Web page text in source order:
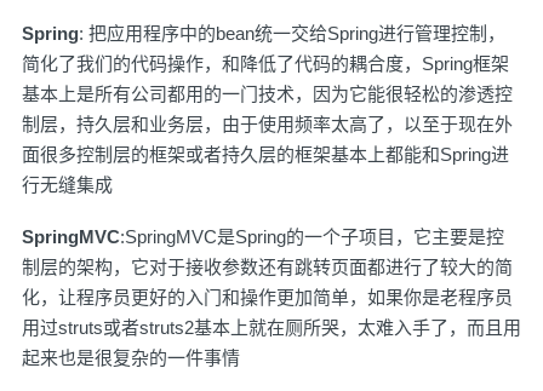
Spring: 把应用程序中的bean统一交给Spring进行管理控制，
简化了我们的代码操作，和降低了代码的耦合度，Spring框架
基本上是所有公司都用的一门技术，因为它能很轻松的渗透控
制层，持久层和业务层，由于使用频率太高了，以至于现在外
面很多控制层的框架或者持久层的框架基本上都能和Spring进
行无缝集成
SpringMVC:SpringMVC是Spring的一个子项目，它主要是控
制层的架构，它对于接收参数还有跳转页面都进行了较大的简
化，让程序员更好的入门和操作更加简单，如果你是老程序员
用过struts或者struts2基本上就在厕所哭，太难入手了，而且用
起来也是很复杂的一件事情